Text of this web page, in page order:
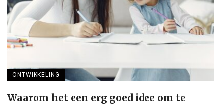
ONTWIKKELING
Waarom het een erg goed idee om te